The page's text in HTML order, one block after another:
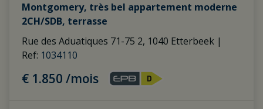
Montgomery, très bel appartement moderne
2CH/SDB, terrasse
Rue des Aduatiques 71-75 2, 1040 Etterbeek |
Ref: 1034110
€ 1.850 /mois